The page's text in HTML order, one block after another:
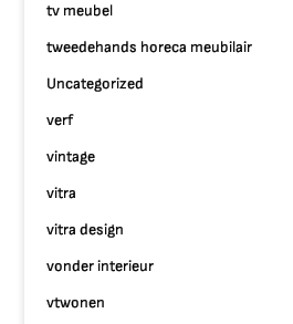
tv meubel
tweedehands horeca meubilair
Uncategorized
verf
vintage
vitra
vitra design
vonder interieur
vtwonen